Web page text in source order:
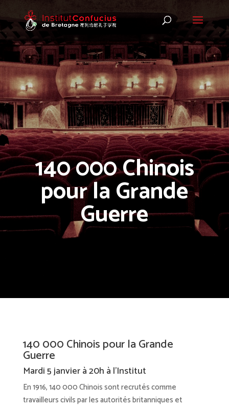
140 000 Chinois
pour la Grande
Guerre
140 000 Chinois pour la Grande
Guerre
Mardi 5 janvier à 20h à l’Institut
En 1916, 140 000 Chinois sont recrutés comme
travailleurs civils par les autorités britanniques et